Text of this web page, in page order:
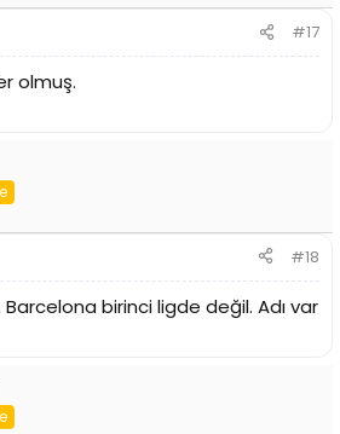
#17
olmuş.
#18
Barcelona birinci ligde değil. Adı var